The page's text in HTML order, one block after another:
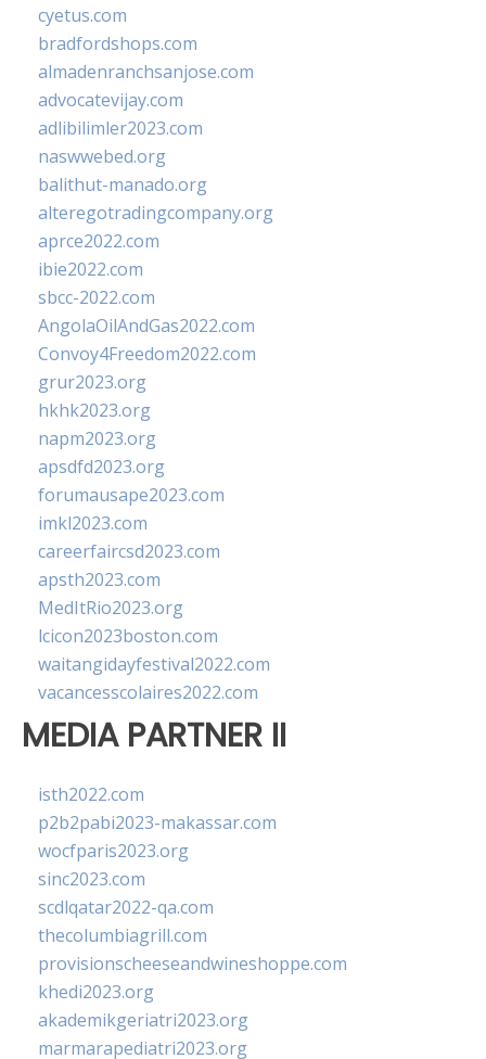
cyetus.com
bradfordshops.com
almadenranchsanjose.com
advocatevijay.com
adlibilimler2023.com
naswwebed.org
balithut-manado.org
alteregotradingcompany.org
aprce2022.com
ibie2022.com
sbcc-2022.com
AngolaOilAndGas2022.com
Convoy4Freedom2022.com
grur2023.org
hkhk2023.org
napm2023.org
apsdfd2023.org
forumausape2023.com
imkl2023.com
careerfaircsd2023.com
apsth2023.com
MedItRio2023.org
lcicon2023boston.com
waitangidayfestival2022.com
vacancesscolaires2022.com
MEDIA PARTNER II
isth2022.com
p2b2pabi2023-makassar.com
wocfparis2023.org
sinc2023.com
scdlqatar2022-qa.com
thecolumbiagrill.com
provisionscheeseandwineshoppe.com
khedi2023.org
akademikgeriatri2023.org
marmarapediatri2023.org